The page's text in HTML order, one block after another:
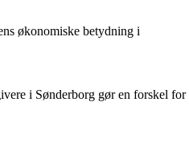
økonomiske betydning i
i Sønderborg gør en forskel for